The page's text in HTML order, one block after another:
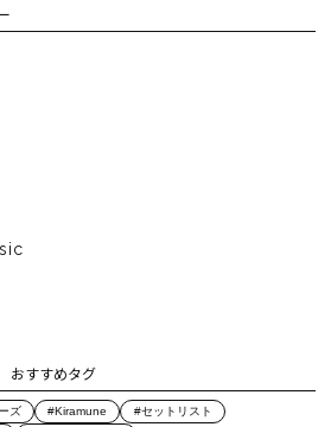
おすすめタグ
ズ #Kiramune
#セットリスト